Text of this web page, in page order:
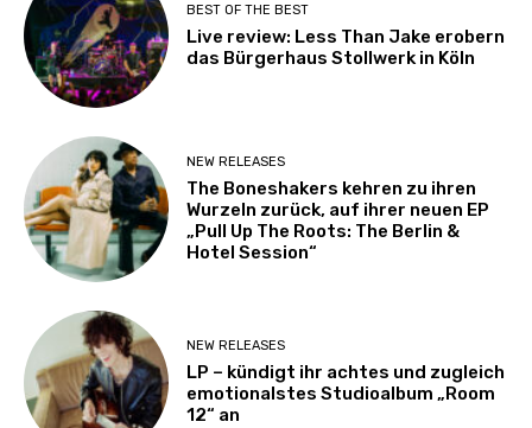
BEST OF THE BEST
Live review: Less Than Jake erobern
das Bürgerhaus Stollwerk in Köln
NEW RELEASES
The Boneshakers kehren zu ihren
Wurzeln zurück, auf ihrer neuen EP
„Pull Up The Roots: The Berlin &
Hotel Session“
NEW RELEASES
LP – kündigt ihr achtes und zugleich
emotionalstes Studioalbum „Room
12“ an